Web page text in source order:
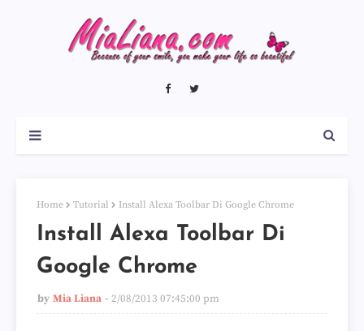
Home Tutorial Install Alexa Toolbar Di Google Chrome
Install Alexa Toolbar Di
Google Chrome
by Mia Liana 2/08/2013 07:45:00 pm